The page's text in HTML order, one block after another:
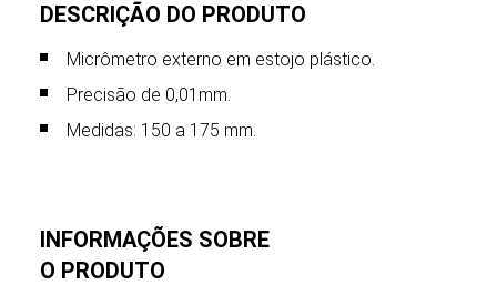
DESCRIÇÃO DO PRODUTO
Micrômetro externo em estojo plástico.
Precisão de 0,01mm.
Medidas: 150 a 175 mm.
INFORMAÇÕES SOBRE
O PRODUTO